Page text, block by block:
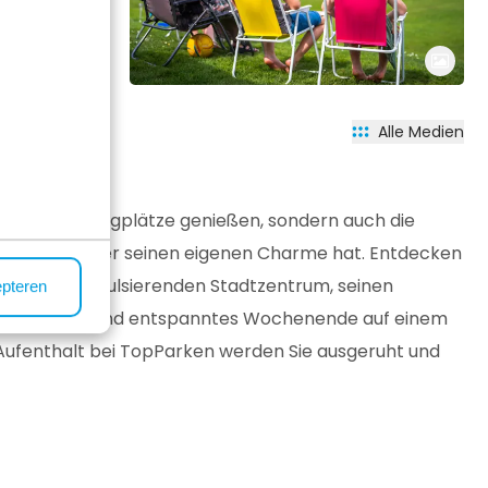
Alle Medien
Campingplätze genießen, sondern auch die
Ort liegt, der seinen eigenen Charme hat. Entdecken
seinem pulsierenden Stadtzentrum, seinen
und entspanntes Wochenende auf einem
bei TopParken werden Sie ausgeruht und